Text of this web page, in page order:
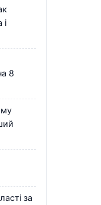
8
за